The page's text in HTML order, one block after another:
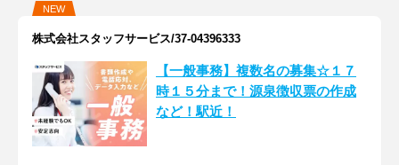
NEW
株式会社スタッフサービス/37-04396333
【一般事務】複数名の募集☆１７
時１５分まで！源泉徴収票の作成
など！駅近！